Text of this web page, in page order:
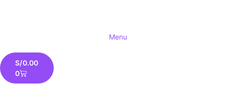
Menu
S/0.00
0